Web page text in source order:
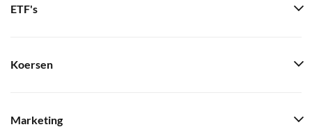
ETF's
Koersen
Marketing